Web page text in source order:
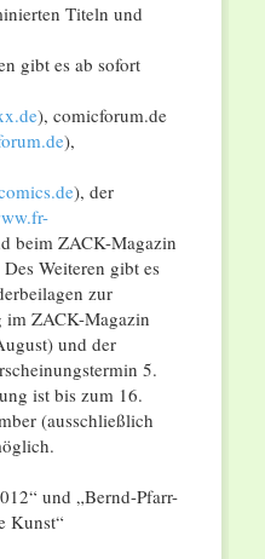
Titeln und
gibt es ab sofort
), comicforum.de
),
), der
beim ZACK-Magazin
Des Weiteren gibt es
zur
im ZACK-Magazin
und der
5.
ist bis zum 16.
(ausschließlich
und „Bernd-Pfarr-
Kunst“